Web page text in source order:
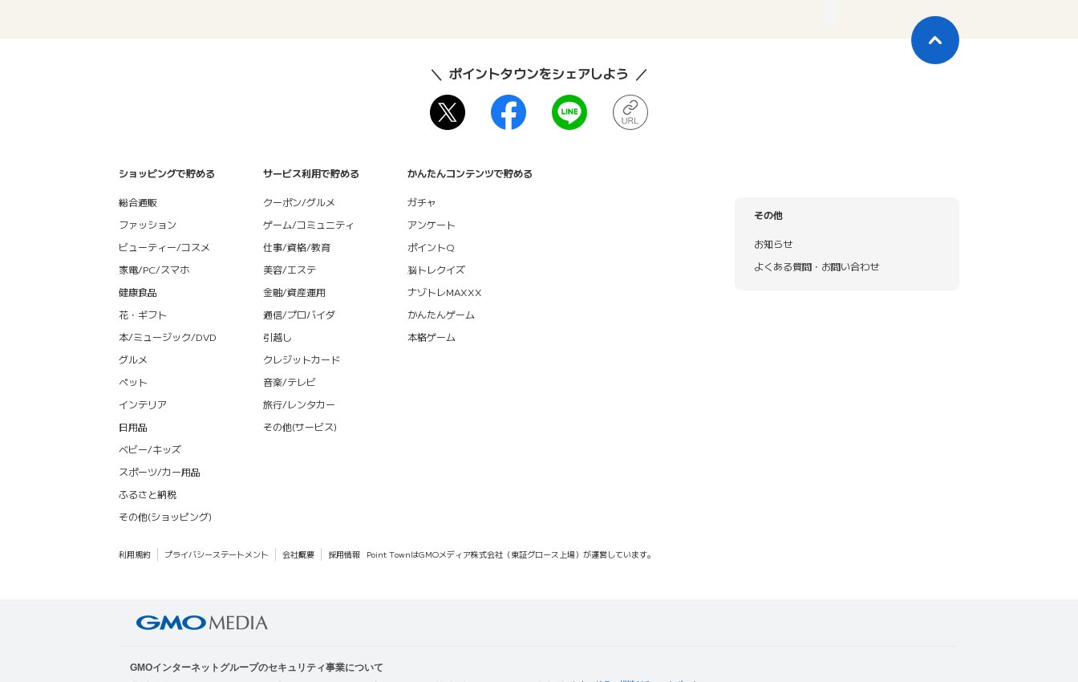
ポイントタウンをシェアしよう
ショッピングで貯める
総合通販
ファッション
ビューティー/コスメ
家電/PC/スマホ
健康食品
花・ギフト
本/ミュージック/DVD
グルメ
ペット
インテリア
日用品
ベビー/キッズ
スポーツ/カー用品
ふるさと納税
その他(ショッピング)
サービス利用で貯める
クーポン/グルメ
ゲーム/コミュニティ
仕事/資格/教育
美容/エステ
金融/資産運用
通信/プロバイダ
引越し
クレジットカード
音楽/テレビ
旅行/レンタカー
その他(サービス)
かんたんコンテンツで貯める
ガチャ
アンケート
ポイントQ
脳トレクイズ
ナゾトレMAXXX
かんたんゲーム
本格ゲーム
その他
お知らせ
よくある質問・お問い合わせ
利用規約 プライバシーステートメント 会社概要 採用情報 Point TownはGMOメディア株式会社（東証グロース上場）が運営しています。
GMOインターネットグループのセキュリティ事業について